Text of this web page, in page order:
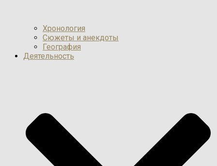
Хронология
Сюжеты и анекдоты
География
Деятельность